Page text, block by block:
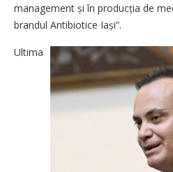
management și în producția de
brandul Antibiotice Iași”.
Ultima